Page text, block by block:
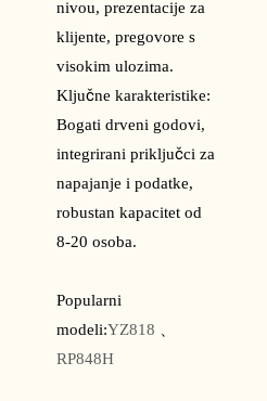
nivou, prezentacije za
klijente, pregovore s
visokim ulozima.
Ključne karakteristike:
Bogati drveni godovi,
integrirani priključci za
napajanje i podatke,
robustan kapacitet od
8-20 osoba.
Popularni
modeli:YZ818 、
RP848H